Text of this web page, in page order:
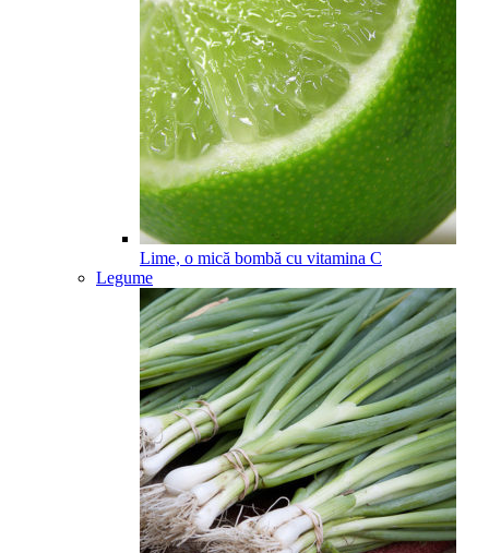
Lime, o mică bombă cu vitamina C
Legume